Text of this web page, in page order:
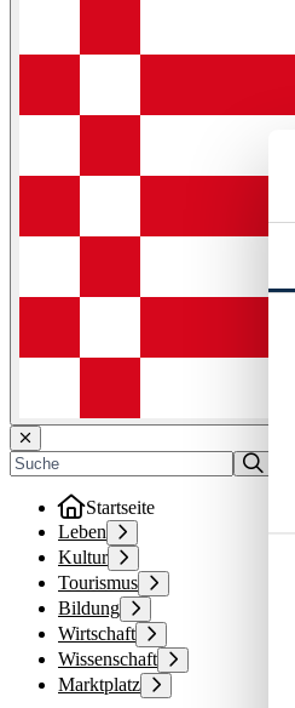
Startseite
Leben
Kultur
Tourismus
Bildung
Wirtschaft
Wissenschaft
Marktplatz